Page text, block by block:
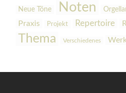
Neue Töne Noten
Praxis Projekt Repertoire
Thema Verschiedenes